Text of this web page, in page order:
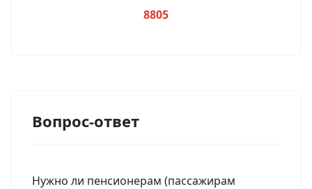
8805
Вопрос-ответ
Нужно ли пенсионерам (пассажирам